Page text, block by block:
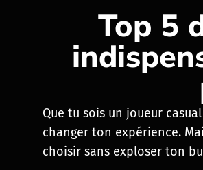
Top 5
Que tu sois un joueur
changer ton expérience.
choisir sans exploser ton